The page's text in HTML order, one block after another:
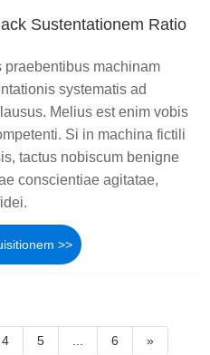
Sustentationem Ratio
machinam
systematis ad
Melius est enim vobis
Si in machina fictili
tactus nobiscum benigne
conscientiae agitatae,
>>
4 5 ... 6 »